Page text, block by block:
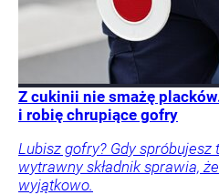
Z cukinii nie smażę
i robię chrupiące gofry
Lubisz gofry? Gdy
wytrawny składnik sprawia,
wyjątkowo.